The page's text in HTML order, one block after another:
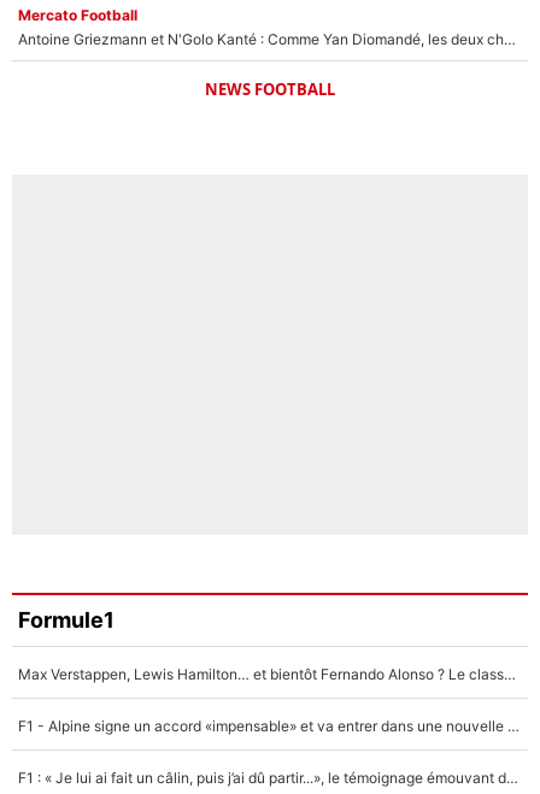
Mercato Football
Antoine Griezmann et N'Golo Kanté : Comme Yan Diomandé, les deux champions du monde ont refusé de signer au PSG !
NEWS FOOTBALL
Formule1
Max Verstappen, Lewis Hamilton… et bientôt Fernando Alonso ? Le classement des pilotes les mieux payés en Formule 1 risque de changer !
F1 - Alpine signe un accord «impensable» et va entrer dans une nouvelle dimension : Grande nouvelle pour Pierre Gasly !
F1 : « Je lui ai fait un câlin, puis j’ai dû partir...», le témoignage émouvant de Max Verstappen sur sa fille